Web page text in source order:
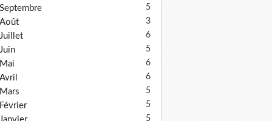
Septembre 5
Août 3
Juillet 6
Juin 5
Mai 6
Avril 6
Mars 5
Février 5
5